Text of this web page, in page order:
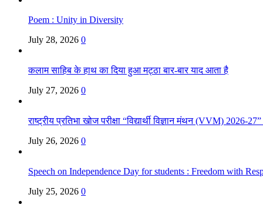
Poem : Unity in Diversity
July 28, 2026 0
कलाम साहिब के हाथ का दिया हुआ मट्ठा बार-बार याद आता है
July 27, 2026 0
राष्ट्रीय प्रतिभा खोज परीक्षा “विद्यार्थी विज्ञान मंथन (VVM)
July 26, 2026 0
Speech on Independence Day for students : Freedom with
July 25, 2026 0